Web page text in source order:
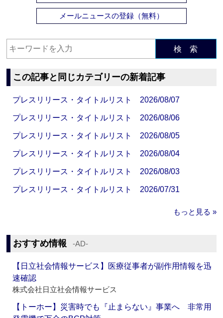
メールニュースの登録（無料）
検 索
この記事と同じカテゴリーの新着記事
プレスリリース・タイトルリスト 2026/08/07
プレスリリース・タイトルリスト 2026/08/06
プレスリリース・タイトルリスト 2026/08/05
プレスリリース・タイトルリスト 2026/08/04
プレスリリース・タイトルリスト 2026/08/03
プレスリリース・タイトルリスト 2026/07/31
もっと見る »
おすすめ情報 ‐AD‐
【日立社会情報サービス】医療従事者が副作用情報を迅
速確認
株式会社日立社会情報サービス
【トーホー】災害時でも『止まらない』事業へ 非常用